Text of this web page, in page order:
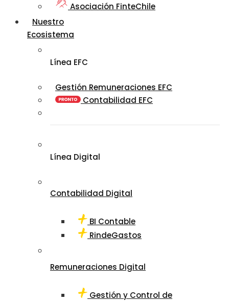
Asociación FinteChile
Nuestro
Ecosistema
Línea EFC
Gestión Remuneraciones EFC
Contabilidad EFC
Línea Digital
Contabilidad Digital
BI Contable
RindeGastos
Remuneraciones Digital
Gestión y Control de